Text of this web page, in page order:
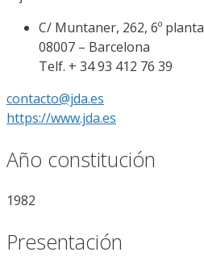
C/ Muntaner, 262, 6º planta
08007 – Barcelona
Telf. + 34 93 412 76 39
contacto@jda.es
https://www.jda.es
Año constitución
1982
Presentación